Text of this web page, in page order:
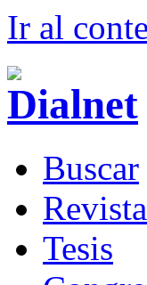
Ir al
Buscar
R
Tesis